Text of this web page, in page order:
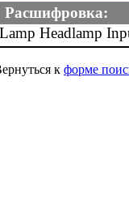
Расшифровка:
Lamp Headlamp
к форме